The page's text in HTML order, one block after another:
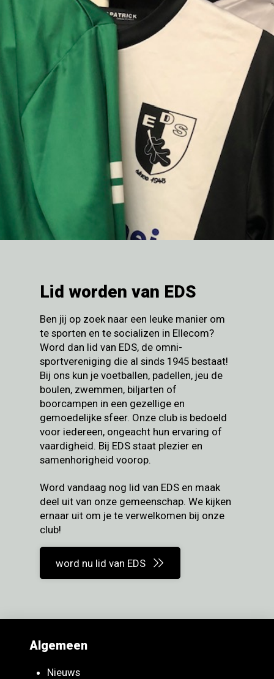
Lid worden van EDS
Ben jij op zoek naar een leuke manier om
te sporten en te socializen in Ellecom?
Word dan lid van EDS, de omni-
sportvereniging die al sinds 1945 bestaat!
Bij ons kun je voetballen, padellen, jeu de
boulen, zwemmen, biljarten of
boorcampen in een gezellige en
gemoedelijke sfeer. Onze club is bedoeld
voor iedereen, ongeacht hun ervaring of
vaardigheid. Bij EDS staat plezier en
samenhorigheid voorop.
Word vandaag nog lid van EDS en maak
deel uit van onze gemeenschap. We kijken
ernaar uit om je te verwelkomen bij onze
club!
word nu lid van EDS
Algemeen
Nieuws